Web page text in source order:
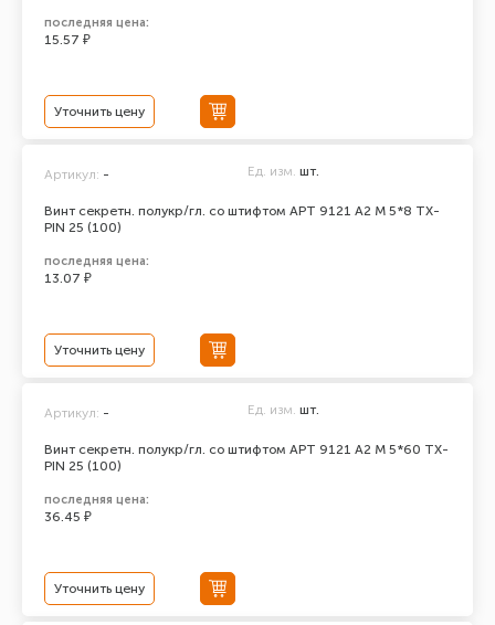
последняя цена:
15.57 ₽
Уточнить цену
Винт секретн. полукр/гл. со штифтом АРТ 9121 А2 M 5*8 TX-
PIN 25 (100)
Артикул: - Ед. изм. шт.
последняя цена:
13.07 ₽
Уточнить цену
Винт секретн. полукр/гл. со штифтом АРТ 9121 А2 M 5*60 TX-
PIN 25 (100)
Артикул: - Ед. изм. шт.
последняя цена:
36.45 ₽
Уточнить цену